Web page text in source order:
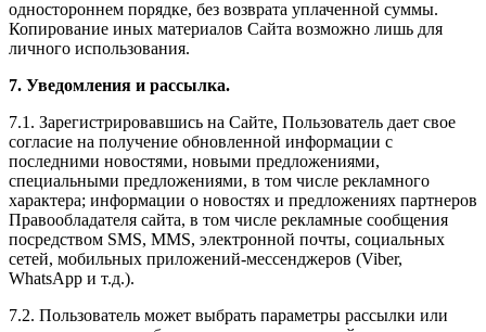
одностороннем порядке, без возврата уплаченной суммы.
Копирование иных материалов Сайта возможно лишь для
личного использования.
7. Уведомления и рассылка.
7.1. Зарегистрировавшись на Сайте, Пользователь дает свое
согласие на получение обновленной информации с
последними новостями, новыми предложениями,
специальными предложениями, в том числе рекламного
характера; информации о новостях и предложениях партнеров
Правообладателя сайта, в том числе рекламные сообщения
посредством SMS, MMS, электронной почты, социальных
сетей, мобильных приложений-мессенджеров (Viber,
WhatsApp и т.д.).
7.2. Пользователь может выбрать параметры рассылки или